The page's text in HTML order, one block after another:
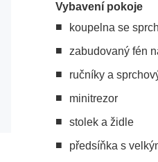
Vybavení pokoje
koupelna se
zabudovaný fén
ručníky a
minitrezor
stolek a židle
předsíňka s